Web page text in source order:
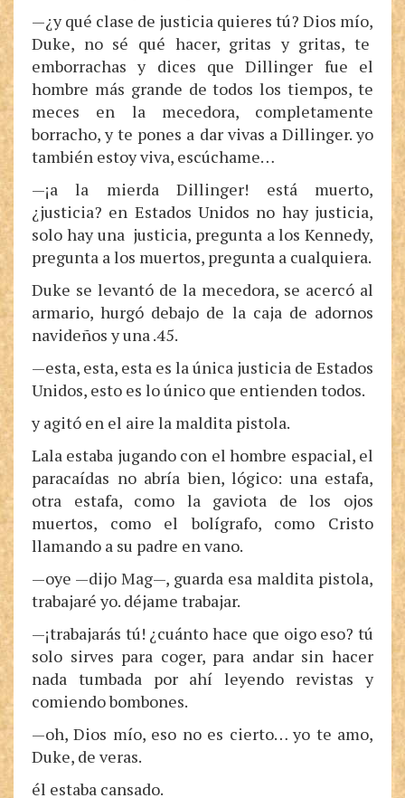
—¿y qué clase de justicia quieres tú? Dios mío,
Duke, no sé qué hacer, gritas y gritas, te
emborrachas y dices que Dillinger fue el
hombre más grande de todos los tiempos, te
meces en la mecedora, completamente
borracho, y te pones a dar vivas a Dillinger. yo
también estoy viva, escúchame…
—¡a la mierda Dillinger! está muerto,
¿justicia? en Estados Unidos no hay justicia,
solo hay una justicia, pregunta a los Kennedy,
pregunta a los muertos, pregunta a cualquiera.
Duke se levantó de la mecedora, se acercó al
armario, hurgó debajo de la caja de adornos
navideños y una .45.
—esta, esta, esta es la única justicia de Estados
Unidos, esto es lo único que entienden todos.
y agitó en el aire la maldita pistola.
Lala estaba jugando con el hombre espacial, el
paracaídas no abría bien, lógico: una estafa,
otra estafa, como la gaviota de los ojos
muertos, como el bolígrafo, como Cristo
llamando a su padre en vano.
—oye —dijo Mag—, guarda esa maldita pistola,
trabajaré yo. déjame trabajar.
—¡trabajarás tú! ¿cuánto hace que oigo eso? tú
solo sirves para coger, para andar sin hacer
nada tumbada por ahí leyendo revistas y
comiendo bombones.
—oh, Dios mío, eso no es cierto… yo te amo,
Duke, de veras.
él estaba cansado.